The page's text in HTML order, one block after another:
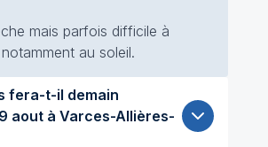
mais parfois difficile à
au soleil.
fera-t-il demain